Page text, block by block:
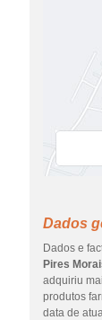
Dados
Dados e
Pires
adquiriu
produtos
data de